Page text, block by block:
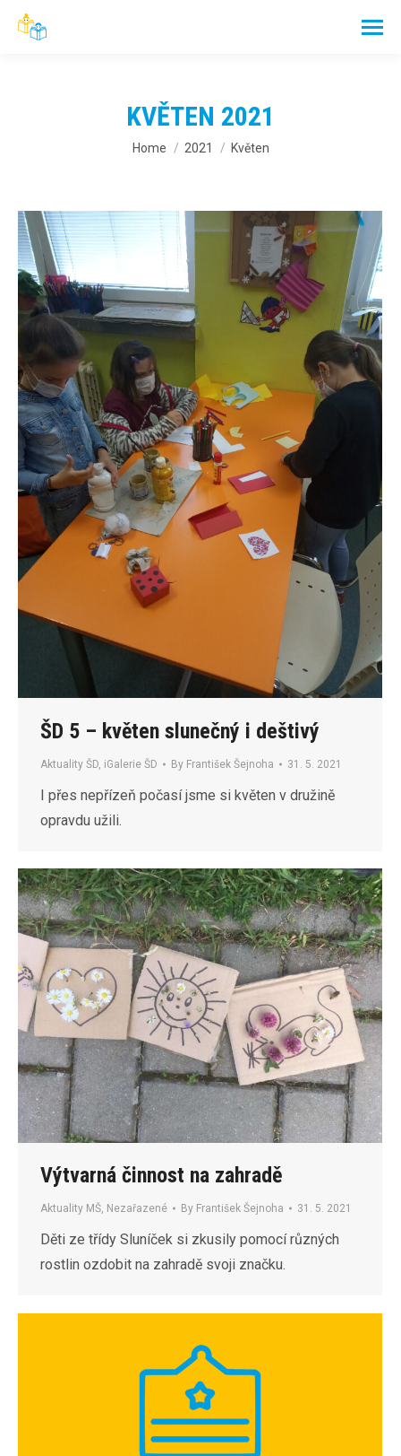
KVĚTEN 2021
You are here:
Home 2021 Květen
ŠD 5 – květen slunečný i deštivý
Aktuality ŠD iGalerie ŠD By František Šejnoha 31. 5. 2021
I přes nepřízeň počasí jsme si květen v družině
opravdu užili.
Výtvarná činnost na zahradě
Aktuality MŠ Nezařazené By František Šejnoha 31. 5. 2021
Děti ze třídy Sluníček si zkusily pomocí různých
rostlin ozdobit na zahradě svoji značku.